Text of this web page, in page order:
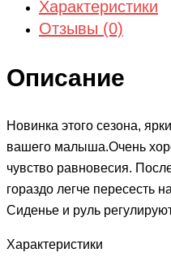
Характеристики
Отзывы (0)
Описание
Новинка этого сезона,
вашего малыша.Очень
чувство равновесия.
гораздо легче пересесть
Сиденье и руль
Характеристики